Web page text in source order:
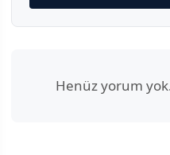
Henüz yorum